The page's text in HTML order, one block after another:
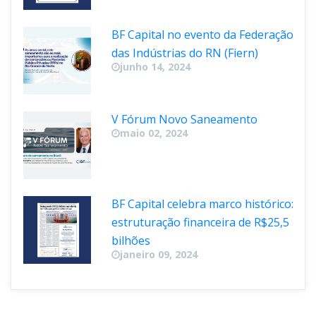
BF Capital no evento da Federação
das Indústrias do RN (Fiern)
junho 14, 2024
V Fórum Novo Saneamento
maio 02, 2024
BF Capital celebra marco histórico:
estruturação financeira de R$25,5
bilhõe
janeiro 09, 2024